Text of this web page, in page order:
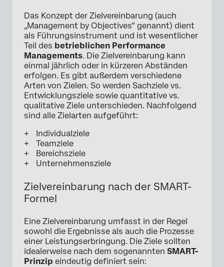
Das Konzept der Zielvereinbarung (auch
„Management by Objectives“ genannt) dient
als Führungsinstrument und ist wesentlicher
Teil des betrieblichen Performance
Managements. Die Zielvereinbarung kann
einmal jährlich oder in kürzeren Abständen
erfolgen. Es gibt außerdem verschiedene
Arten von Zielen. So werden Sachziele vs.
Entwicklungsziele sowie quantitative vs.
qualitative Ziele unterschieden. Nachfolgend
sind alle Zielarten aufgeführt:
Individualziele
Teamziele
Bereichsziele
Unternehmensziele
Zielvereinbarung nach der SMART-
Formel
Eine Zielvereinbarung umfasst in der Regel
sowohl die Ergebnisse als auch die Prozesse
einer Leistungserbringung. Die Ziele sollten
idealerweise nach dem sogenannten SMART-
Prinzip eindeutig definiert sein: